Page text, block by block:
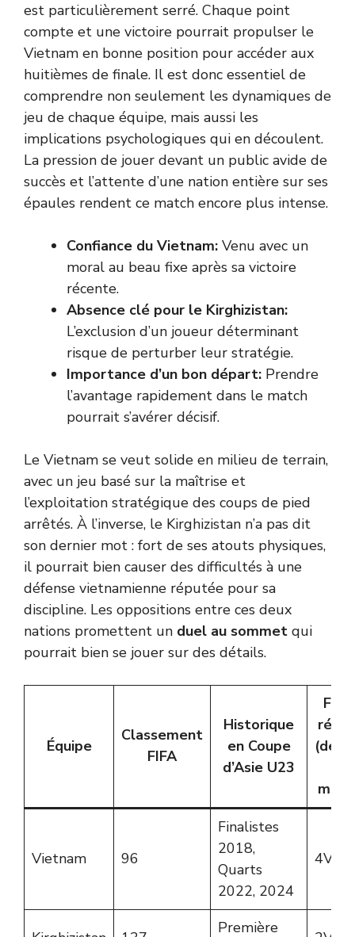
est particulièrement serré. Chaque point
compte et une victoire pourrait propulser le
Vietnam en bonne position pour accéder aux
huitièmes de finale. Il est donc essentiel de
comprendre non seulement les dynamiques de
jeu de chaque équipe, mais aussi les
implications psychologiques qui en découlent.
La pression de jouer devant un public avide de
succès et l’attente d’une nation entière sur ses
épaules rendent ce match encore plus intense.
Confiance du Vietnam: Venu avec un
moral au beau fixe après sa victoire
récente.
Absence clé pour le Kirghizistan:
L’exclusion d’un joueur déterminant
risque de perturber leur stratégie.
Importance d’un bon départ: Prendre
l’avantage rapidement dans le match
pourrait s’avérer décisif.
Le Vietnam se veut solide en milieu de terrain,
avec un jeu basé sur la maîtrise et
l’exploitation stratégique des coups de pied
arrêtés. À l’inverse, le Kirghizistan n’a pas dit
son dernier mot : fort de ses atouts physiques,
il pourrait bien causer des difficultés à une
défense vietnamienne réputée pour sa
discipline. Les oppositions entre ces deux
nations promettent un duel au sommet qui
pourrait bien se jouer sur des détails.
Équipe
Classement
FIFA
Historique
en Coupe
d’Asie U23
Vietnam 96
Finalistes
2018,
Quarts
2022, 2024
4V,
Première